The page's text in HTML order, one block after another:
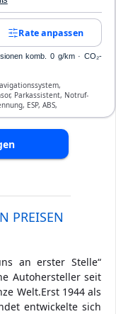
Rate anpassen
komb. 0 g/km · CO₂-
Parkassistent, Notruf-
ESP, ABS,
PREISEN
an erster Stelle“
Autohersteller seit
Welt.Erst 1944 als
entwickelte sich